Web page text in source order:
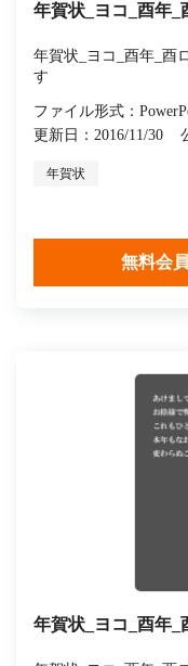
年賀状_ヨコ_酉年_
年賀状_ヨコ_酉年_酉
す
ファイル形式：
更新日：2016/11/30
年賀状
無料会
年賀状_ヨコ_酉年_